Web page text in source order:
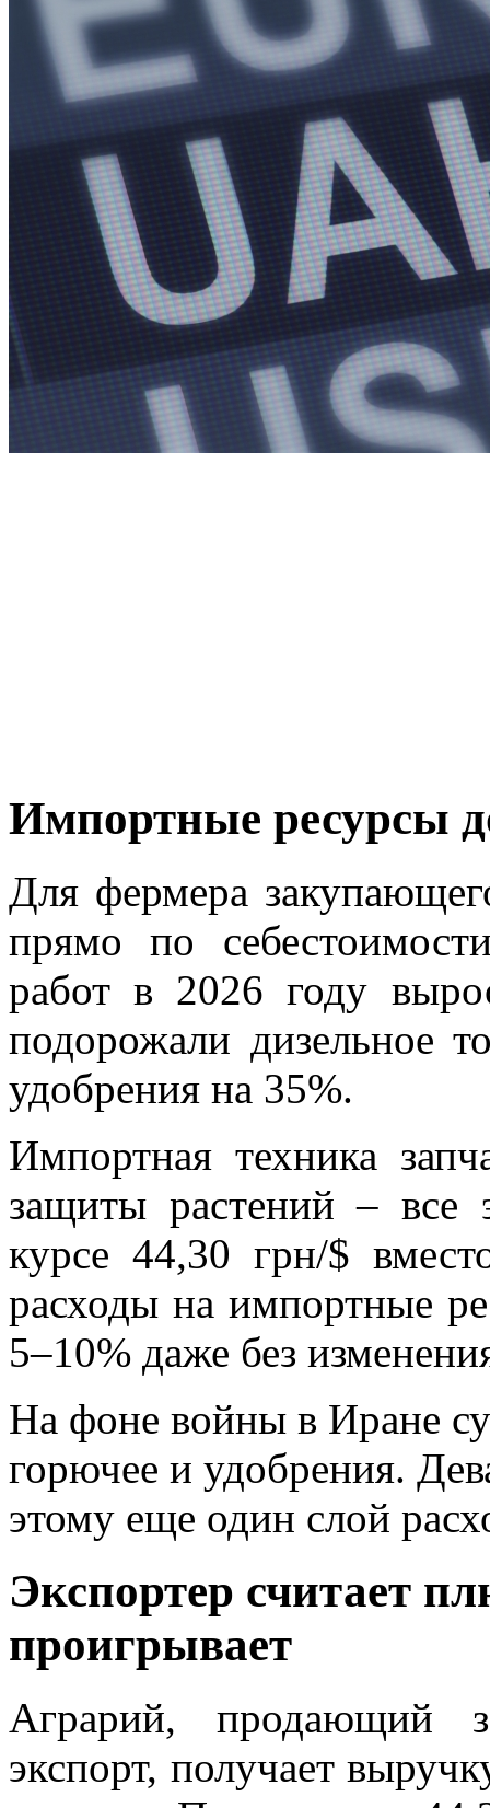
Импортные ресурсы
Для фермера
прямо по
работ в 2026 году
подорожали дизельное
удобрения на 35%.
Импортная техника
защиты растений – все
курсе 44,30 грн/$
расходы на импортные
5–10% даже без
На фоне войны в Иране
горючее и удобрения.
этому еще один слой
Экспортер считает
проигрывает
Аграрий, продающий
экспорт, получает